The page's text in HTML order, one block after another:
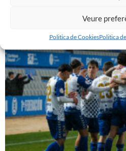
Veure
Politica de CookiesPolitica